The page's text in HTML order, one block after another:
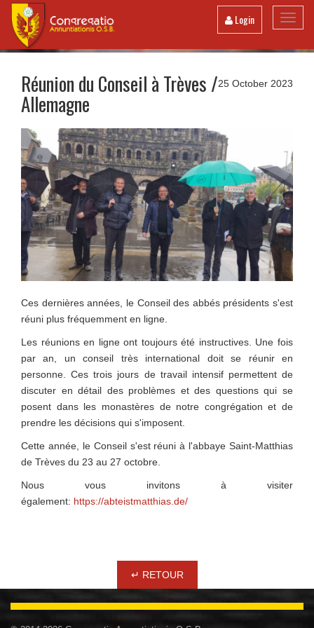
Login
25 October 2023
Réunion du Conseil à Trèves /
Allemagne
Ces dernières années, le Conseil des abbés présidents s'est
réuni plus fréquemment en ligne.
Les réunions en ligne ont toujours été instructives. Une fois
par an, un conseil très international doit se réunir en
personne. Ces trois jours de travail intensif permettent de
discuter en détail des problèmes et des questions qui se
posent dans les monastères de notre congrégation et de
prendre les décisions qui s'imposent.
Cette année, le Conseil s'est réuni à l'abbaye Saint-Matthias
de Trèves du 23 au 27 octobre.
Nous vous invitons à visiter
également: https://abteistmatthias.de/
↵ RETOUR